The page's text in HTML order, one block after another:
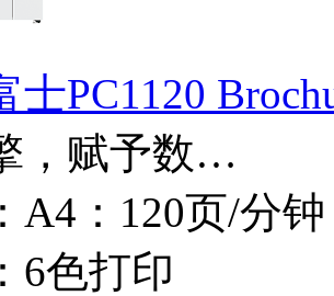
士PC1120
，赋予数…
A4：120页/分
6色打印